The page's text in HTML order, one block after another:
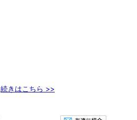
続きはこちら >>